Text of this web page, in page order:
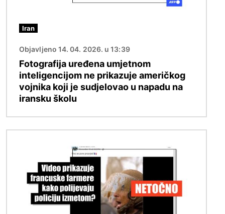
Iran
Objavljeno 14. 04. 2026. u 13:39
Fotografija uređena umjetnom
inteligencijom ne prikazuje američkog
vojnika koji je sudjelovao u napadu na
iransku školu